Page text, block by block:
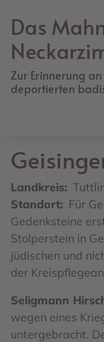
zum
Inhalt
Das
Zur Erinnerung
deportierten
Landkreis
Standort
Für
Gedenksteine
Stolperstein in
jüdischen und
der
Seligmann
wegen eines
untergebracht.